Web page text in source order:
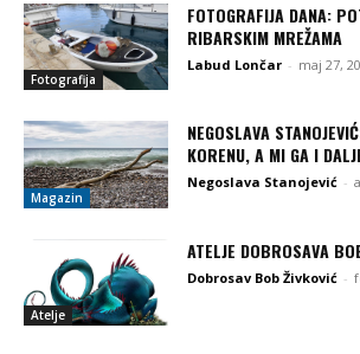
Fotografija
FOTOGRAFIJA DANA:
RIBARSKIM MREŽAMA
Labud Lončar - maj 27,
Magazin
NEGOSLAVA
KORENU, A MI GA I
Negoslava Stanojević -
Atelje
ATELJE DOBROSAVA
Dobrosav Bob Živković -